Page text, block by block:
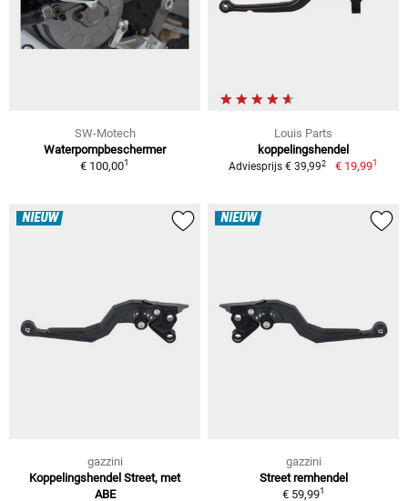
SW-Motech
Waterpompbeschermer
€ 100,001
Louis Parts
koppelingshendel
Adviesprijs € 39,992 € 19,991
NIEUW
gazzini
Koppelingshendel Street, met
ABE
NIEUW
gazzini
Street remhendel
€ 59,991